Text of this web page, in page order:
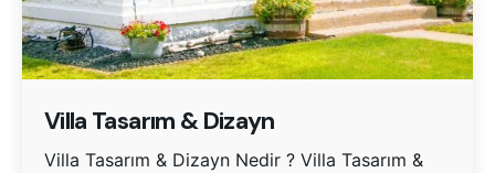
Villa Tasarım & Dizayn
Villa Tasarım & Dizayn Nedir ? Villa Tasarım &